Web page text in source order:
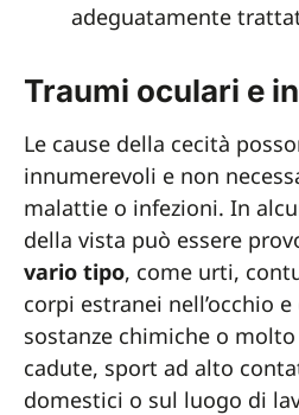
adeguatamente
Traumi oculari e
Le cause della cecità
innumerevoli e non
malattie o infezioni. In
della vista può essere
vario tipo, come urti,
corpi estranei nell’occhio
sostanze chimiche o
cadute, sport ad alto
domestici o sul luogo di